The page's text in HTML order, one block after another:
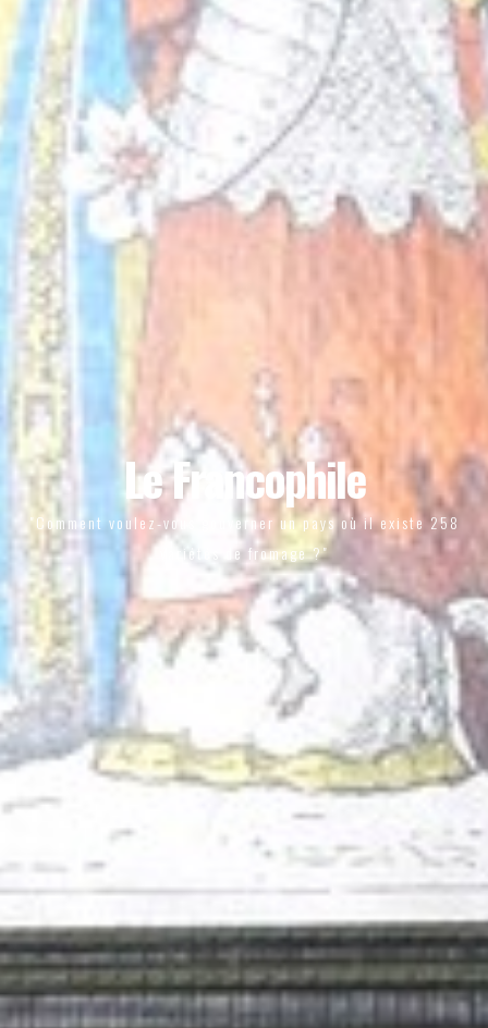
Le Francophile
"Comment voulez-vous gouverner un pays où il existe 258
variétés de fromage ?"